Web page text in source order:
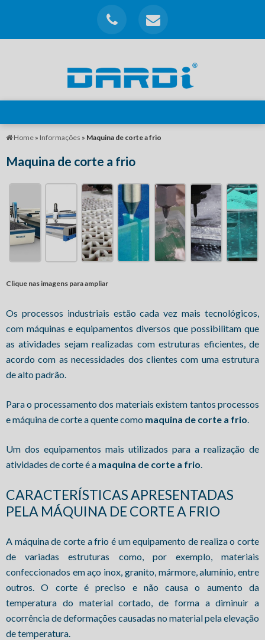
Home » Informações » Maquina de corte a frio
Maquina de corte a frio
Clique nas imagens para ampliar
Os processos industriais estão cada vez mais tecnológicos,
com máquinas e equipamentos diversos que possibilitam que
as atividades sejam realizadas com estruturas eficientes, de
acordo com as necessidades dos clientes com uma estrutura
de alto padrão.
Para o processamento dos materiais existem tantos processos
e máquina de corte a quente como maquina de corte a frio.
Um dos equipamentos mais utilizados para a realização de
atividades de corte é a maquina de corte a frio.
CARACTERÍSTICAS APRESENTADAS
PELA MÁQUINA DE CORTE A FRIO
A máquina de corte a frio é um equipamento de realiza o corte
de variadas estruturas como, por exemplo, materiais
confeccionados em aço inox, granito, mármore, alumínio, entre
outros. O corte é preciso e não causa o aumento da
temperatura do material cortado, de forma a diminuir a
ocorrência de deformações causadas no material pela elevação
de temperatura.